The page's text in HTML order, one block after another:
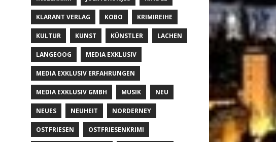
KLARANT VERLAG KOBO KRIMIREIHE
KULTUR KUNST KÜNSTLER LACHEN
LANGEOOG MEDIA EXKLUSIV
MEDIA EXKLUSIV ERFAHRUNGEN
MEDIA EXKLUSIV GMBH MUSIK NEU
NEUES NEUHEIT NORDERNEY
OSTFRIESEN OSTFRIESENKRIMI